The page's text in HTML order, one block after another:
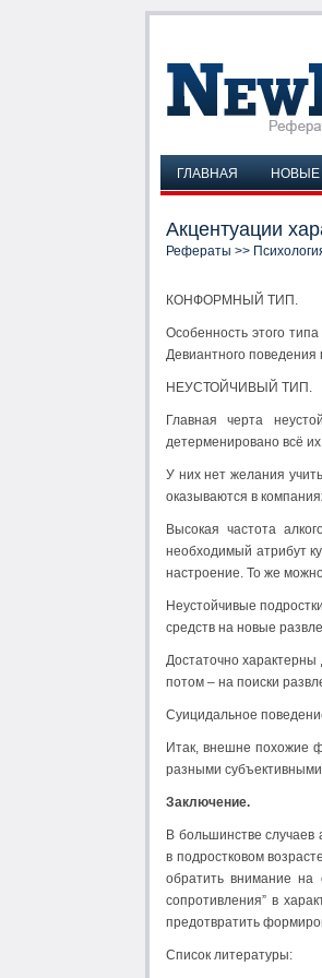
ГЛАВНАЯ НОВЫЕ
Акцентуации
Рефераты >>
КОНФОРМНЫЙ ТИП.
Особенность этого
Девиантного поведения
НЕУСТОЙЧИВЫЙ ТИП.
Главная черта
детерменировано всё
У них нет желания
оказываются в
Высокая частота
необходимый атрибут
настроение. То же
Неустойчивые
средств на новые
Достаточно характерны
потом – на поиски
Суицидальное
Итак, внешне похожие
разными
Заключение.
В большинстве
в подростковом
обратить внимание на
сопротивления” в
предотвратить
Список литературы: